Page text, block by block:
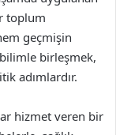
toplum
geçmişin
birleşmek,
adımlardır.
hizmet veren bir